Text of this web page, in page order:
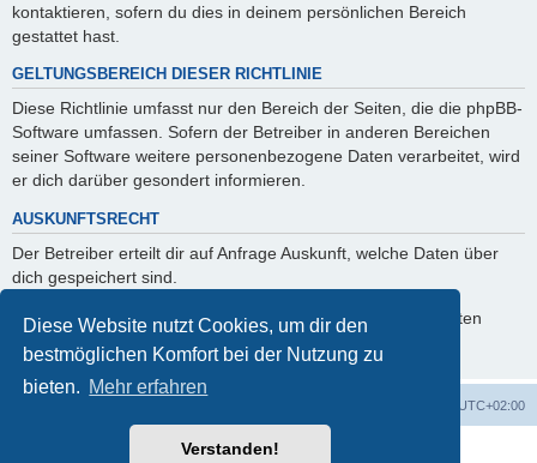
Diese Website nutzt Cookies, um dir den
bestmöglichen Komfort bei der Nutzung zu
bieten. Mehr erfahren
Verstanden!
kontaktieren, sofern du dies in deinem persönlichen Bereich
gestattet hast.
GELTUNGSBEREICH DIESER RICHTLINIE
Diese Richtlinie umfasst nur den Bereich der Seiten, die die phpBB-
Software umfassen. Sofern der Betreiber in anderen Bereichen
seiner Software weitere personenbezogene Daten verarbeitet, wird
er dich darüber gesondert informieren.
AUSKUNFTSRECHT
Der Betreiber erteilt dir auf Anfrage Auskunft, welche Daten über
dich gespeichert sind.
Du kannst jederzeit die Löschung bzw. Sperrung deiner Daten
verlangen. Kontaktiere hierzu bitte den Betreiber.
UTC+02:00
Powered byphpBB® Forum Software © phpBB Limited